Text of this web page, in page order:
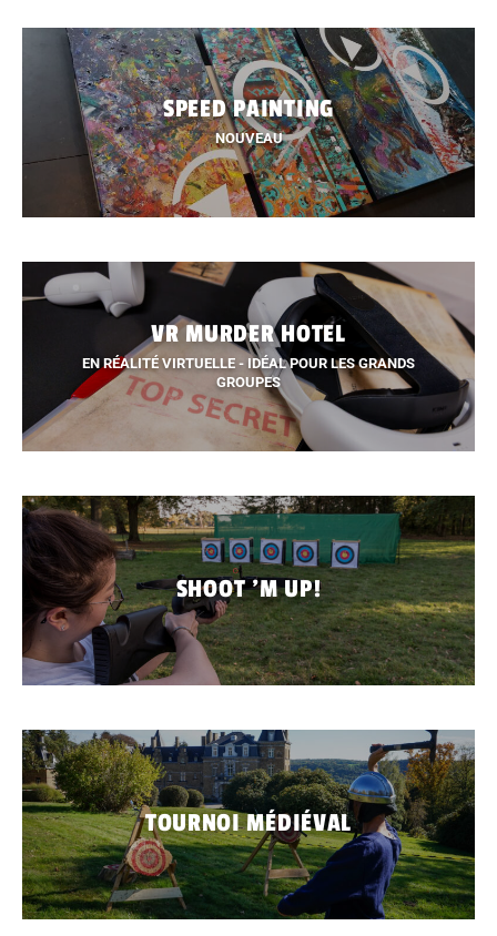
SPEED PAINTING
NOUVEAU
VR MURDER HOTEL
EN RÉALITÉ VIRTUELLE - IDÉAL POUR LES GRANDS
GROUPES
SHOOT 'M UP!
TOURNOI MÉDIÉVAL